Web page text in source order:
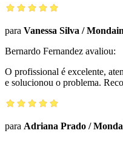
para Vanessa Silva /
Bernardo Fernandez avaliou:
O profissional é excelente,
e solucionou o problema.
para Adriana Prado /